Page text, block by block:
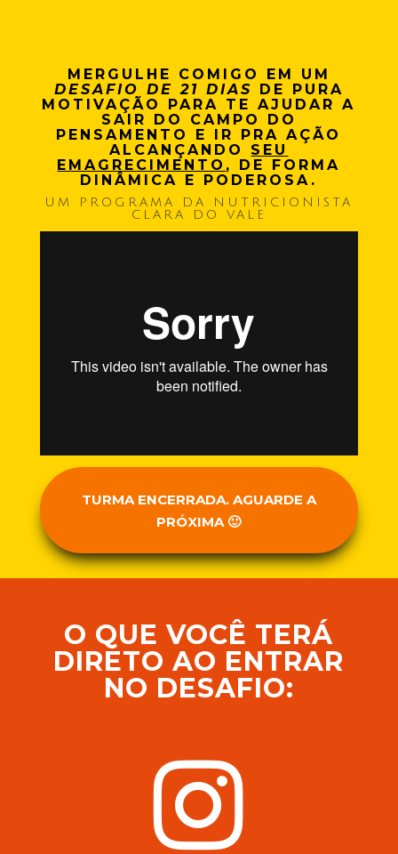
MERGULHE COMIGO EM UM
DESAFIO DE 21 DIAS DE PURA
MOTIVAÇÃO PARA TE AJUDAR A
SAIR DO CAMPO DO
PENSAMENTO E IR PRA AÇÃO
ALCANÇANDO SEU
EMAGRECIMENTO , DE FORMA
DINÂMICA E PODEROSA.
UM PROGRAMA DA NUTRICIONISTA
CLARA DO VALE
TURMA ENCERRADA. AGUARDE A
PRÓXIMA 🙂
O QUE VOCÊ TERÁ
DIRETO AO ENTRAR
NO DESAFIO:
